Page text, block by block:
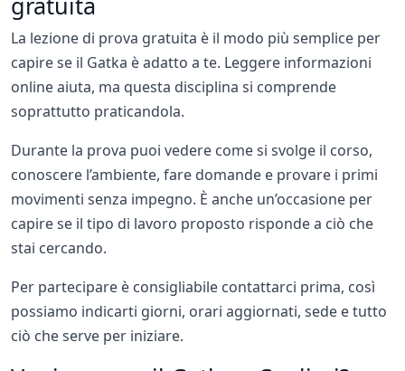
La lezione di prova gratuita è il modo più semplice per
capire se il Gatka è adatto a te. Leggere informazioni
online aiuta, ma questa disciplina si comprende
soprattutto praticandola.
Durante la prova puoi vedere come si svolge il corso,
conoscere l’ambiente, fare domande e provare i primi
movimenti senza impegno. È anche un’occasione per
capire se il tipo di lavoro proposto risponde a ciò che
stai cercando.
Per partecipare è consigliabile contattarci prima, così
possiamo indicarti giorni, orari aggiornati, sede e tutto
ciò che serve per iniziare.